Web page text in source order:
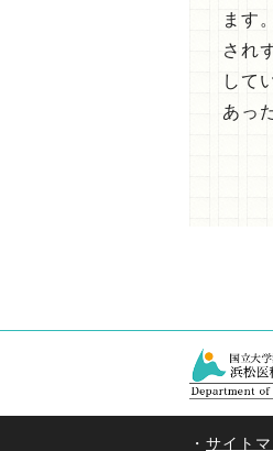
ます
され
して
あっ
・ サイト